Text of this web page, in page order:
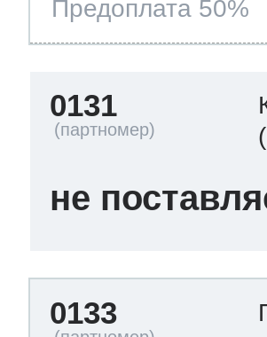
Предоплата 50%
0131
не
0133